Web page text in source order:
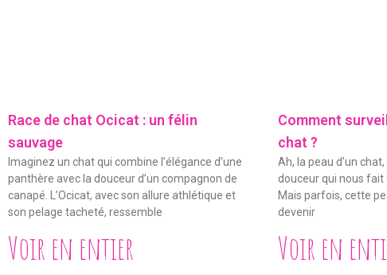
Race de chat Ocicat : un félin
sauvage
Imaginez un chat qui combine l’élégance d’une
panthère avec la douceur d’un compagnon de
canapé. L’Ocicat, avec son allure athlétique et
son pelage tacheté, ressemble
Voir en entier
Comment
chat ?
Ah, la peau d’un
douceur qui nous fait
Mais parfois, cette
devenir
Voir en